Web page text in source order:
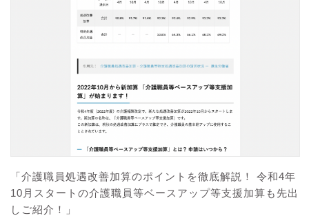
「介護職員処遇改善加算のポイントを徹底解説！ 令和4年
10月スタートの介護職員等ベースアップ等支援加算も先出
しご紹介！」